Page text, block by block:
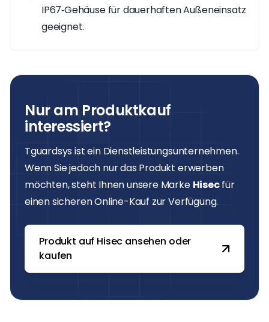
IP67‑Gehäuse für dauerhaften Außeneinsatz
geeignet.
Nur am Produktkauf
interessiert?
Tguardsys ist ein Dienstleistungsunternehmen.
Wenn Sie jedoch nur das Produkt erwerben
möchten, steht Ihnen unsere Marke Hisecfür
einen sicheren Online-Kauf zur Verfügung.
Produkt auf Hisec ansehen oder
kaufen